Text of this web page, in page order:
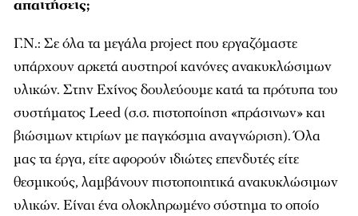
απαιτήσεις;
Γ.Ν.: Σε όλα τα µεγάλα project που εργαζόµαστε
υπάρχουν αρκετά αυστηροί κανόνες ανακυκλώσιµων
υλικών. Στην Εχίνος δουλεύουµε κατά τα πρότυπα του
συστήµατος Leed (σ.σ. πιστοποίηση «πράσινων» και
βιώσιµων κτιρίων µε παγκόσµια αναγνώριση). Όλα
µας τα έργα, είτε αφορούν ιδιώτες επενδυτές είτε
θεσµικούς, λαµβάνουν πιστοποιητικά ανακυκλώσιµων
υλικών. Είναι ένα ολοκληρωµένο σύστηµα το οποίο